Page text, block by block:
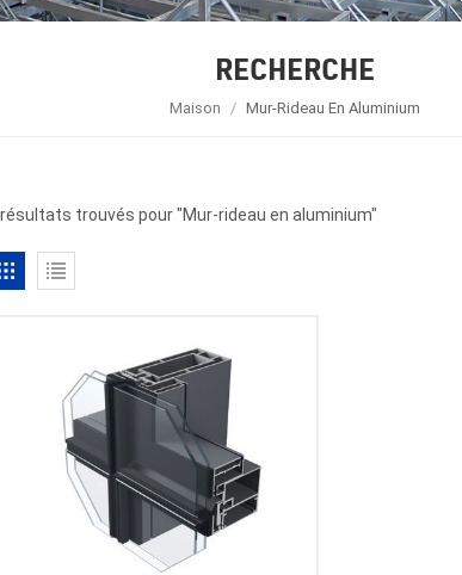
RECHERCHE
Maison / Mur-Rideau En Aluminium
trouvés pour "Mur-rideau en aluminium"